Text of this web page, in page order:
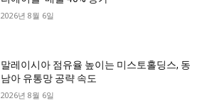
2026년 8월 6일
말레이시아 점유율 높이는 미스토홀딩스, 동
남아 유통망 공략 속도
2026년 8월 6일